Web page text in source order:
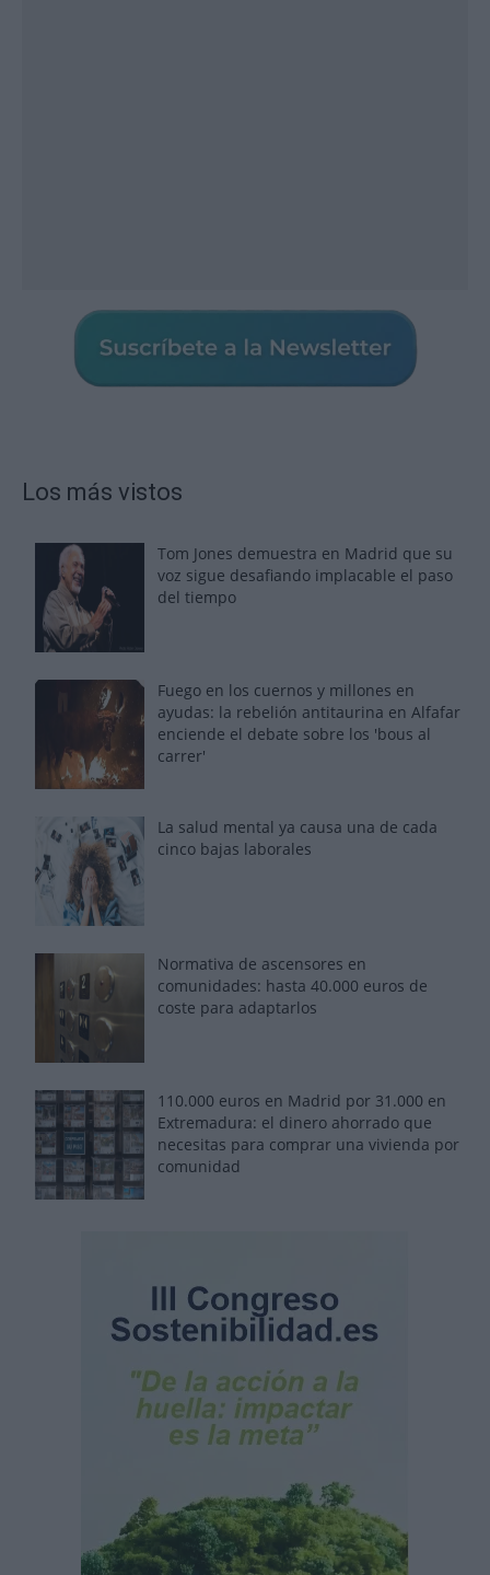
Los más vistos
Tom Jones demuestra en Madrid que su
voz sigue desafiando implacable el paso
del tiempo
Fuego en los cuernos y millones en
ayudas: la rebelión antitaurina en Alfafar
enciende el debate sobre los 'bous al
carrer'
La salud mental ya causa una de cada
cinco bajas laborales
Normativa de ascensores en
comunidades: hasta 40.000 euros de
coste para adaptarlos
110.000 euros en Madrid por 31.000 en
Extremadura: el dinero ahorrado que
necesitas para comprar una vivienda por
comunidad